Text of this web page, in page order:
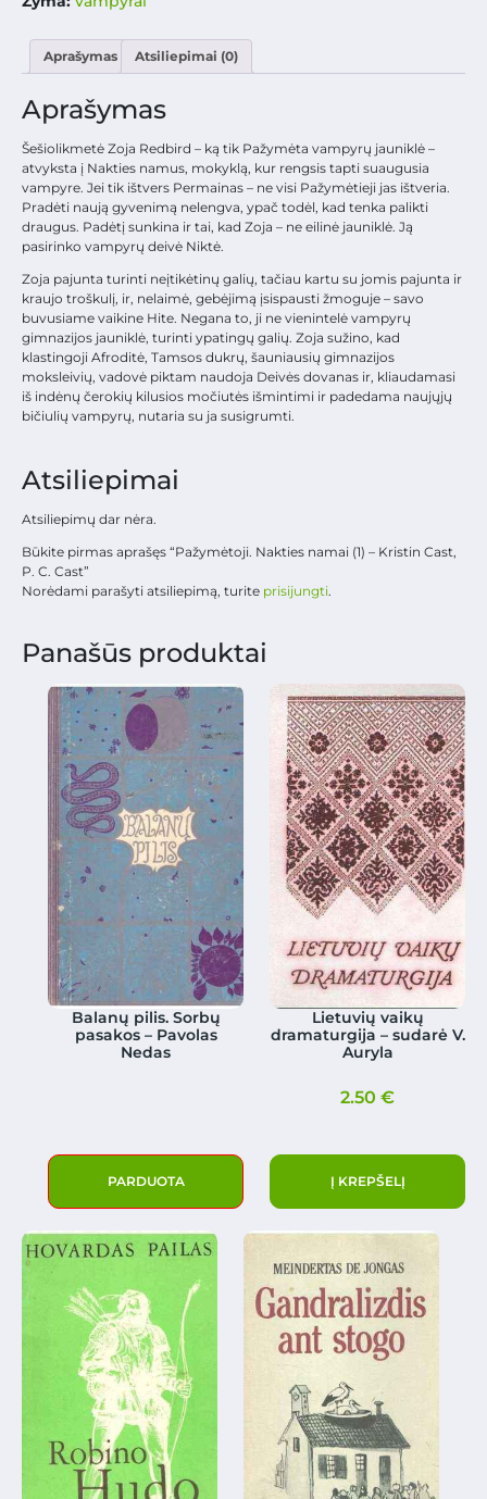
Aprašymas Atsiliepimai (0)
Aprašymas
Šešiolikmetė Zoja Redbird – ką tik Pažymėta vampyrų jauniklė –
atvyksta į Nakties namus, mokyklą, kur rengsis tapti suaugusia
vampyre. Jei tik ištvers Permainas – ne visi Pažymėtieji jas ištveria.
Pradėti naują gyvenimą nelengva, ypač todėl, kad tenka palikti
draugus. Padėtį sunkina ir tai, kad Zoja – ne eilinė jauniklė. Ją
pasirinko vampyrų deivė Niktė.
Zoja pajunta turinti neįtikėtinų galių, tačiau kartu su jomis pajunta ir
kraujo troškulį, ir, nelaimė, gebėjimą įsispausti žmoguje – savo
buvusiame vaikine Hite. Negana to, ji ne vienintelė vampyrų
gimnazijos jauniklė, turinti ypatingų galių. Zoja sužino, kad
klastingoji Afroditė, Tamsos dukrų, šauniausių gimnazijos
moksleivių, vadovė piktam naudoja Deivės dovanas ir, kliaudamasi
iš indėnų čerokių kilusios močiutės išmintimi ir padedama naujųjų
bičiulių vampyrų, nutaria su ja susigrumti.
Atsiliepimai
Atsiliepimų dar nėra.
Būkite pirmas aprašęs “Pažymėtoji. Nakties namai (1) – Kristin Cast,
P. C. Cast”
Norėdami parašyti atsiliepimą, turite prisijungti.
Panašūs produktai
Balanų pilis. Sorbų
pasakos – Pavolas
Nedas
PARDUOTA
Lietuvių vaikų
dramaturgija – sudarė V.
Auryla
2.50€
Į KREPŠELĮ